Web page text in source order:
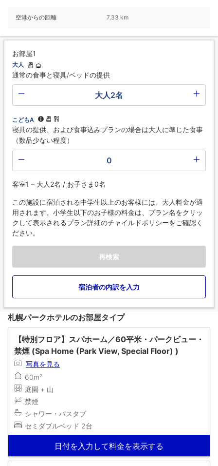
空港からの距離 7.33 km
お部屋1
大人
通常の食事と寝具/ベッドの提供
大人2名
こどもA
寝具の提供、および食事込みプランの場合は大人に準じた食事
（数品少ない程度）
0
客室1 – 大人2名 / お子さま0名
この施設に宿泊される中学生以上のお客様には、大人料金が適
用されます。小学生以下のお子様の料金は、プラン名をクリッ
クして表示されるプラン詳細のチャイルドポリシーをご確認く
ださい。
再検索
宿泊者の内訳を入力
札幌パークホテルのお部屋タイプ
【特別フロア】スパホーム／60平米・パークビュー・
禁煙 (Spa Home (Park View, Special Floor) )
写真を見る
60m²
庭園 + 山
禁煙
シャワー・バスタブ
セミダブルベッド 2台
日付を入力して料金を表示する